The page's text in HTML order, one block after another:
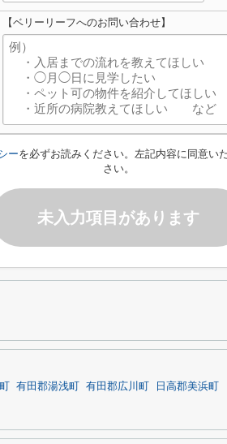
【ベリーリーフへのお問い合わせ】
ーを必ずお読みください。左記内容に同意い
さい。
未入力項目があります
有田郡湯浅町 有田郡広川町 日高郡美浜町